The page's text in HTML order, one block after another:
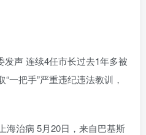
发声 连续4任市长过去1年多被
一把手”严重违纪违法教训，
海治病 5月20日，来自巴基斯